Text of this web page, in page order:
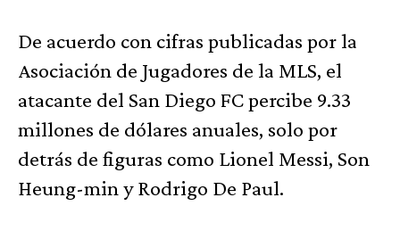
De acuerdo con cifras publicadas por la
Asociación de Jugadores de la MLS, el
atacante del San Diego FC percibe 9.33
millones de dólares anuales, solo por
detrás de figuras como Lionel Messi, Son
Heung-min y Rodrigo De Paul.